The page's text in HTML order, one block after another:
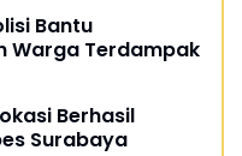
Bantu
Warga Terdampak
Berhasil
Surabaya